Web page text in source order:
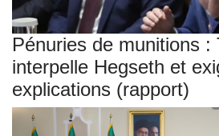
Pénuries de munitions :
interpelle Hegseth et
explications (rapport)